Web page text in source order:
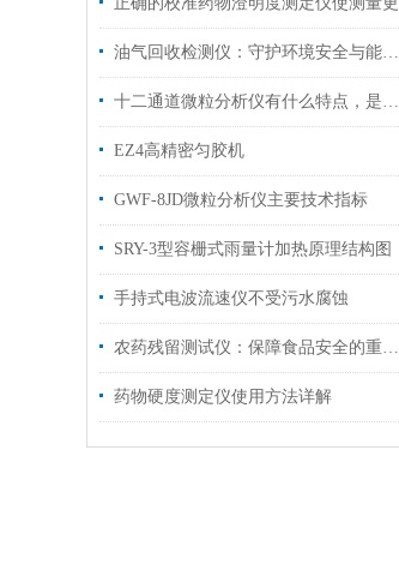
油气回收检测仪：守护环境安全与能源效率的重要工具
十二通道微粒分析仪有什么特点，是你不了解的
EZ4高精密匀胶机
GWF-8JD微粒分析仪主要技术指标
SRY-3型容栅式雨量计加热原理结构图
手持式电波流速仪不受污水腐蚀
农药残留测试仪：保障食品安全的重要工具
药物硬度测定仪使用方法详解